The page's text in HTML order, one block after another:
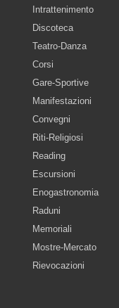
Intrattenimento
Discoteca
Teatro-Danza
Corsi
Gare-Sportive
Manifestazioni
Convegni
Riti-Religiosi
Reading
Escursioni
Enogastronomia
Raduni
Memoriali
Mostre-Mercato
Rievocazioni